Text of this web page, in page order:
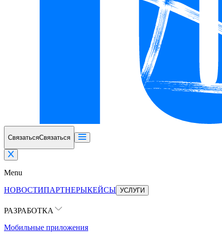
СвязатьсяСвязаться
Menu
НОВОСТИПАРТНЕРЫКЕЙСЫ УСЛУГИ
РАЗРАБОТКА
Мобильные приложения